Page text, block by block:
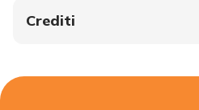
Crediti